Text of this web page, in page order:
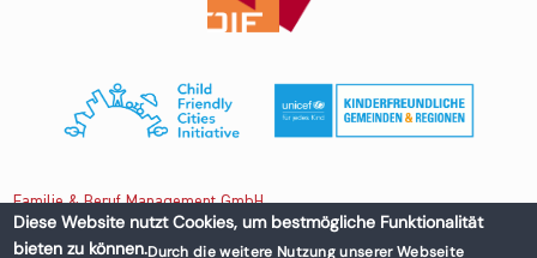
Familie & Beruf Management GmbH
Untere Donaustraße 13-15/3 1020 Wien, Austria
Diese Website nutzt Cookies, um bestmögliche Funktionalität
bieten zu können.Durch die weitere Nutzung unserer Webseite